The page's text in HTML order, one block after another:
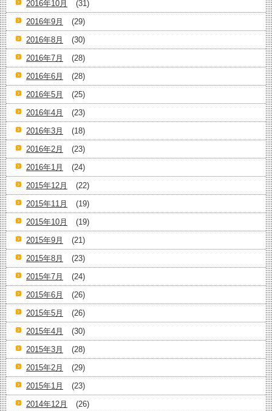
2016年10月
(31)
2016年9月
(29)
2016年8月
(30)
2016年7月
(28)
2016年6月
(28)
2016年5月
(25)
2016年4月
(23)
2016年3月
(18)
2016年2月
(23)
2016年1月
(24)
2015年12月
(22)
2015年11月
(19)
2015年10月
(19)
2015年9月
(21)
2015年8月
(23)
2015年7月
(24)
2015年6月
(26)
2015年5月
(26)
2015年4月
(30)
2015年3月
(28)
2015年2月
(29)
2015年1月
(23)
2014年12月
(26)